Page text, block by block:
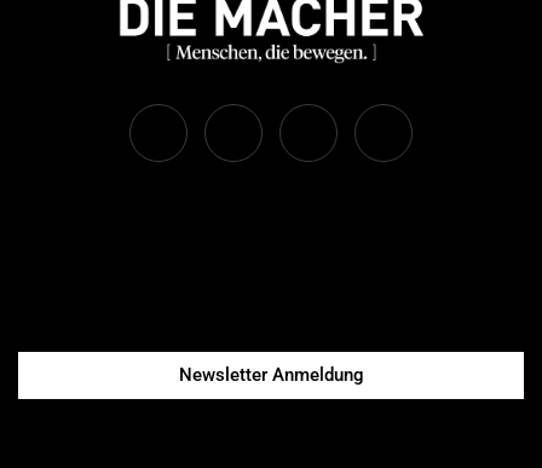
Newsletter Anmeldung